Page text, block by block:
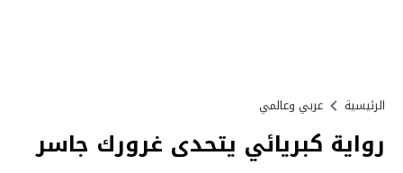
الرئيسية عربي وعالمي
رواية كبريائي يتحدى غرورك جاسر